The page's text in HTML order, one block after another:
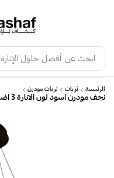
ابحث عن أفضل حلول الإنارة
الرئيسية ثريات ثريات مودرن
نجف مودرن اسود لون الانارة 3 اضاءات 250 واط 400+600+800